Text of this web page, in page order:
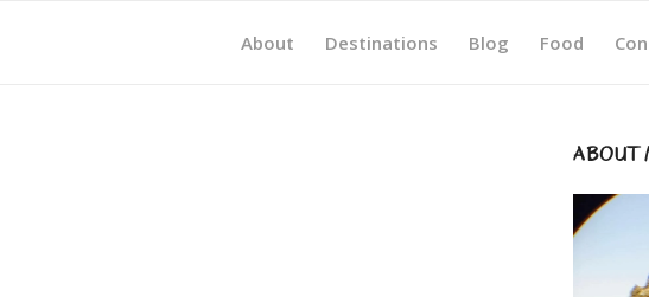
About Destinations Blog Food
ABOUT